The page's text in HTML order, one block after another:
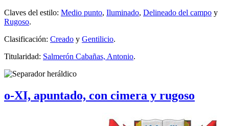
Claves del estilo: Medio punto, Iluminado, Delineado del campo y
Rugoso.
Clasificación: Creado y Gentilicio.
Titularidad: Salmerón Cabañas, Antonio.
o-XI, apuntado, con cimera y rugoso